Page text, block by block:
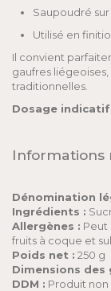
Saupoudré
Utilisé en
Il convient
gaufres
traditionnelles.
Dosage indicatif
Informations
Dénomination
Ingrédients :
Allergènes : Peut
fruits à coque et
Poids net : 250 g
Dimensions des
DDM : Produit non